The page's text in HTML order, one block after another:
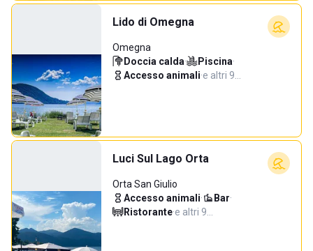
Lido di Omegna
Omegna
Doccia calda· Piscina·
Accesso animali·e altri 9…
Luci Sul Lago Orta
Orta San Giulio
Accesso animali· Bar·
Ristorante·e altri 9…